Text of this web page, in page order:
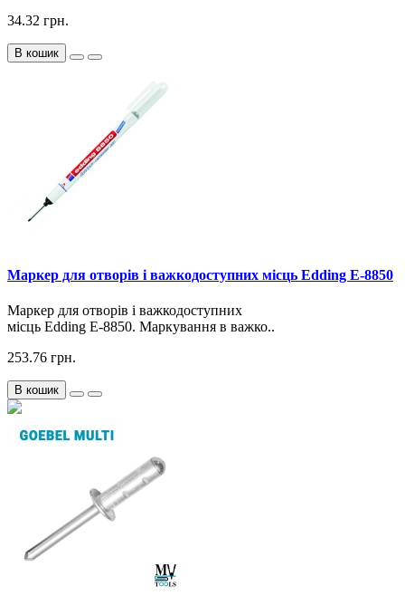
34.32 грн.
В кошик
Маркер для отворів і важкодоступних місць Edding Е-8850
Маркер для отворів і важкодоступних
місць Edding Е-8850. Маркування в важко..
253.76 грн.
В кошик